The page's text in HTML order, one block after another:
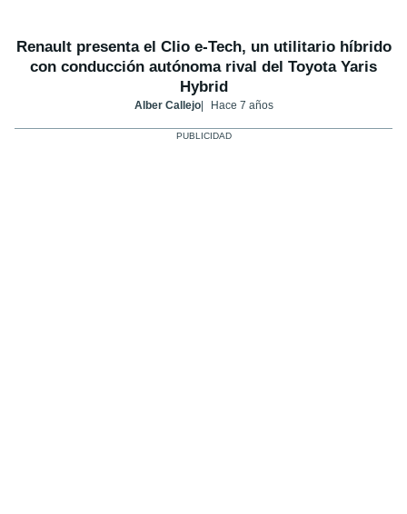
Renault presenta el Clio e-Tech, un utilitario híbrido
con conducción autónoma rival del Toyota Yaris
Hybrid
Alber Callejo Hace 7 años